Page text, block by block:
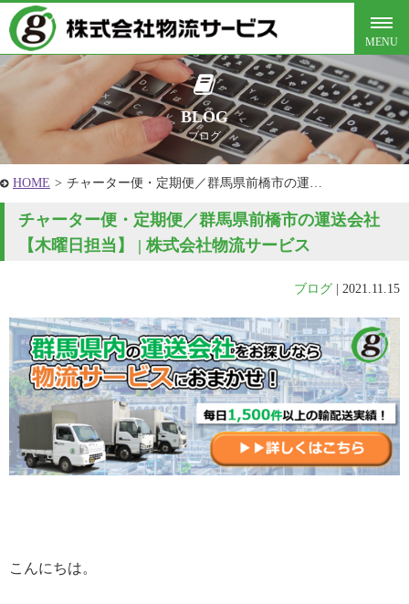
BLOG
ブログ
HOME > チャーター便・定期便／群馬県前橋市の運…
チャーター便・定期便／群馬県前橋市の運送会社
【木曜日担当】 | 株式会社物流サービス
ブログ 2021.11.15
こんにちは。